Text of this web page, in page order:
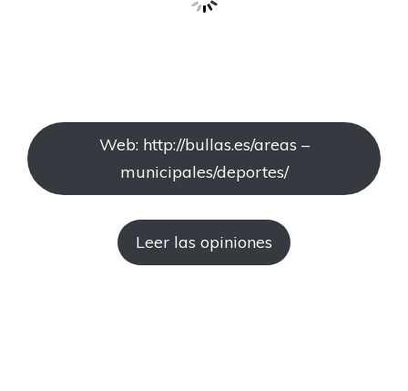
Web: http://bullas.es/areas –
municipales/deportes/
Leer las opiniones